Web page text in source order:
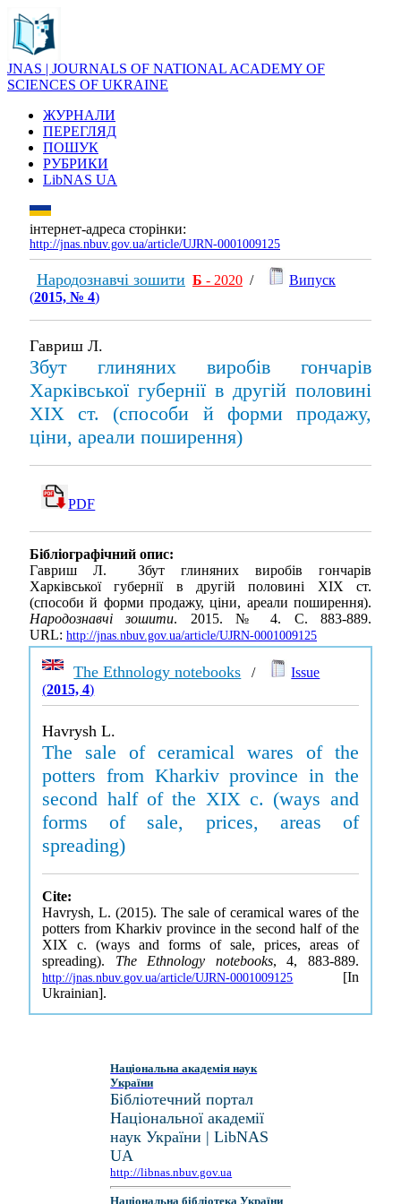
JNAS | JOURNALS OF NATIONAL ACADEMY OF
SCIENCES OF UKRAINE
ЖУРНАЛИ
ПЕРЕГЛЯД
ПОШУК
РУБРИКИ
LibNAS UA
інтернет-адреса сторінки:
http://jnas.nbuv.gov.ua/article/UJRN-0001009125
Народознавчі зошити Б - 2020 /
Випуск
(2015, № 4)
Гавриш Л.
Збут глиняних виробів гончарів
Харківської губернії в другій половині
ХІХ ст. (способи й форми продажу,
ціни, ареали поширення)
PDF
Бібліографічний опис:
Гавриш Л. Збут глиняних виробів гончарів
Харківської губернії в другій половині ХІХ ст.
(способи й форми продажу, ціни, ареали поширення).
Народознавчі зошити. 2015. № 4. С. 883-889.
URL: http://jnas.nbuv.gov.ua/article/UJRN-0001009125
The Ethnology notebooks /
Issue
(2015, 4)
Havrysh L.
The sale of ceramical wares of the
potters from Kharkiv province in the
second half of the XIX c. (ways and
forms of sale, prices, areas of
spreading)
Cite:
Havrysh, L. (2015). The sale of ceramical wares of the
potters from Kharkiv province in the second half of the
XIX c. (ways and forms of sale, prices, areas of
spreading). The Ethnology notebooks, 4, 883-889.
http://jnas.nbuv.gov.ua/article/UJRN-0001009125 [In
Ukrainian].
Національна академія наук
України
Бібліотечний портал
Національної академії
наук України | LibNAS
UA
http://libnas.nbuv.gov.ua
Національна бібліотека України